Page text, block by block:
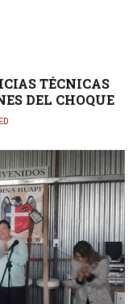
TÉCNICAS
DEL CHOQUE